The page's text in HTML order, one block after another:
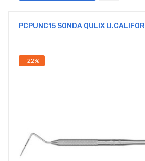
PCPUNC15 SONDA QULIX U.CALIFOR
-22%